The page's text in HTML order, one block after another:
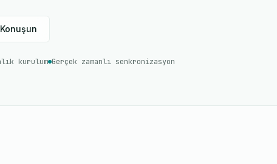
kurulum Gerçek zamanlı senkronizasyon